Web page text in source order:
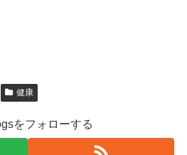
健康
をフォローする